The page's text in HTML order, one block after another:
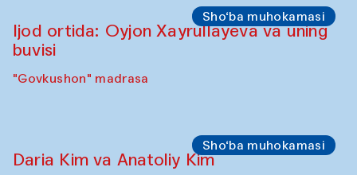
Sho‘ba muhokamasi
Ijod ortida: Oyjon Xayrullayeva va uning
buvisi
"Govkushon" madrasa
Sho‘ba muhokamasi
Daria Kim va Anatoliy Kim